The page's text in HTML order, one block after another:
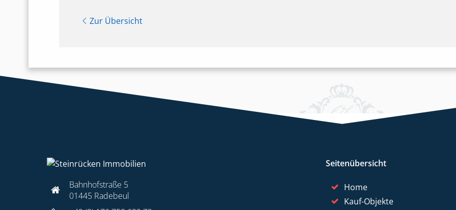
Zur Übersicht
Bahnhofstraße 5
01445 Radebeul
Seitenübersicht
Home
Kauf-Objekte